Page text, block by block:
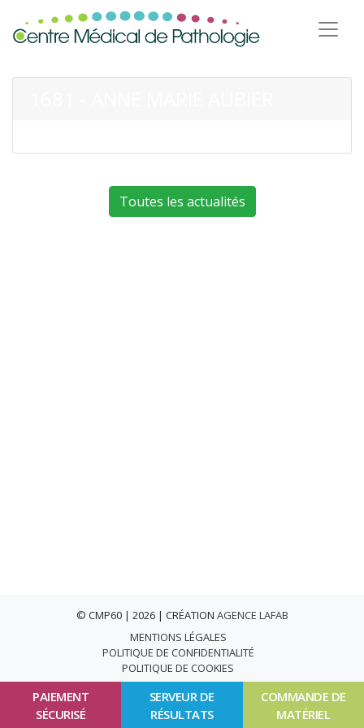
PAIEMENT
SÉCURISÉ
SERVEUR DE
RÉSULTATS
COMMANDE DE
MATÉRIEL
Toutes les actualités
© CMP60 | 2026 | CRÉATION AGENCE LAFAB
MENTIONS LÉGALES
POLITIQUE DE CONFIDENTIALITÉ
POLITIQUE DE COOKIES